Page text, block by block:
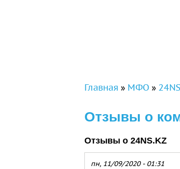
Вы здесь
Главная » МФО »
Отзывы о
Отзывы о 24NS.KZ
пн, 11/09/2020 - 01:31